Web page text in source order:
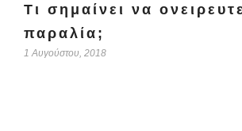
Τι σημαίνει να
παραλία;
1 Αυγούστου, 2018